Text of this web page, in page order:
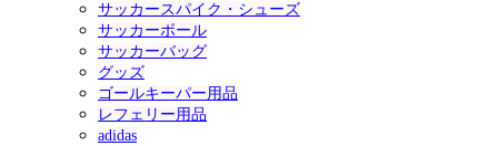
サッカースパイク・シューズ
サッカーボール
サッカーバッグ
グッズ
ゴールキーパー用品
レフェリー用品
adidas